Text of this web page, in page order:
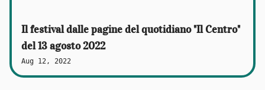
Il festival dalle pagine del quotidiano "Il Centro"
del 13 agosto 2022
Aug 12, 2022